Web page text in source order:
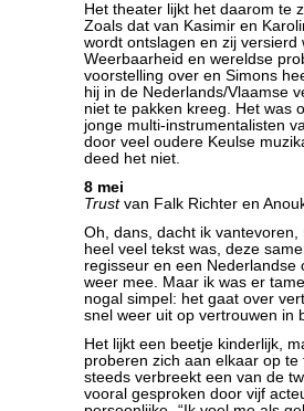
Het theater lijkt het daarom te
Zoals dat van Kasimir en
wordt ontslagen en zij
Weerbaarheid en wereldse
voorstelling over en Simons
hij in de Nederlands/Vlaamse
niet te pakken kreeg. Het was
jonge multi-instrumentalisten
door veel oudere Keulse
deed het niet.
8 mei
Trustvan Falk Richter en
Oh, dans, dacht ik
heel veel tekst was, deze
regisseur en een
weer mee. Maar ik was er
nogal simpel: het gaat over
snel weer uit op vertrouwen in
Het lijkt een beetje kinderlijk,
proberen zich aan elkaar op
steeds verbreekt een van de
vooral gesproken door vijf